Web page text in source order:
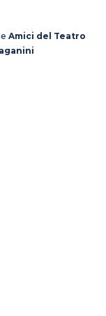
Amici del Teatro